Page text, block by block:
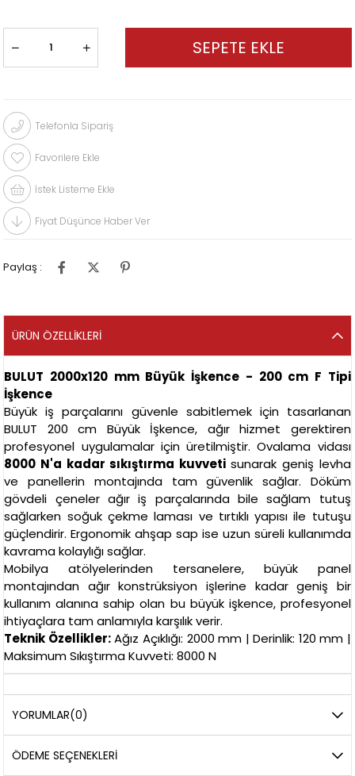
Telefonla Sipariş
Favorilere Ekle
İstek Listeme Ekle
Fiyat Düşünce Haber Ver
Paylaş :
ÜRÜN ÖZELLIKLERI
BULUT 2000x120 mm Büyük İşkence - 200 cm F Tipi
İşkence
Büyük iş parçalarını güvenle sabitlemek için tasarlanan
BULUT 200 cm Büyük İşkence, ağır hizmet gerektiren
profesyonel uygulamalar için üretilmiştir. Ovalama vidası
8000 N'a kadar sıkıştırma kuvvetisunarak geniş levha
ve panellerin montajında tam güvenlik sağlar. Döküm
gövdeli çeneler ağır iş parçalarında bile sağlam tutuş
sağlarken soğuk çekme laması ve tırtıklı yapısı ile tutuşu
güçlendirir. Ergonomik ahşap sap ise uzun süreli kullanımda
kavrama kolaylığı sağlar.
Mobilya atölyelerinden tersanelere, büyük panel
montajından ağır konstrüksiyon işlerine kadar geniş bir
kullanım alanına sahip olan bu büyük işkence, profesyonel
ihtiyaçlara tam anlamıyla karşılık verir.
Teknik Özellikler:Ağız Açıklığı: 2000 mm | Derinlik: 120 mm |
Maksimum Sıkıştırma Kuvveti: 8000 N
YORUMLAR(0)
ÖDEME SEÇENEKLERI